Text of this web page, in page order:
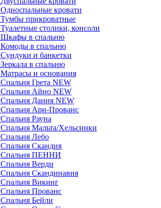
Односпальные кровати
Тумбы прикроватные
Туалетные столики, консоли
Шкафы в спальню
Комоды в спальню
Сундуки и банкетки
Зеркала в спальню
Матрасы и основания
Спальня Грета NEW
Спальня Айно NEW
Спальня Дания NEW
Спальня Ари-Прованс
Спальня Рауна
Спальня Мальта/Хельсинки
Спальня Лебо
Спальня Скандия
Спальня ПЕННИ
Спальня Верди
Спальня Скандинавия
Спальня Викинг
Спальня Прованс
Спальня Бейли